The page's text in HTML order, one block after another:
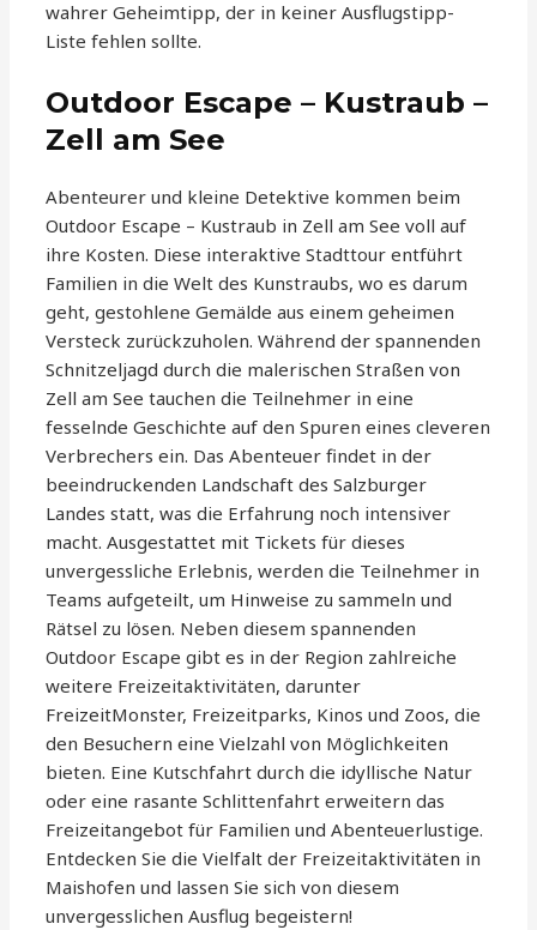
wahrer Geheimtipp, der in keiner Ausflugstipp-
Liste fehlen sollte.
Outdoor Escape – Kustraub –
Zell am See
Abenteurer und kleine Detektive kommen beim
Outdoor Escape – Kustraub in Zell am See voll auf
ihre Kosten. Diese interaktive Stadttour entführt
Familien in die Welt des Kunstraubs, wo es darum
geht, gestohlene Gemälde aus einem geheimen
Versteck zurückzuholen. Während der spannenden
Schnitzeljagd durch die malerischen Straßen von
Zell am See tauchen die Teilnehmer in eine
fesselnde Geschichte auf den Spuren eines cleveren
Verbrechers ein. Das Abenteuer findet in der
beeindruckenden Landschaft des Salzburger
Landes statt, was die Erfahrung noch intensiver
macht. Ausgestattet mit Tickets für dieses
unvergessliche Erlebnis, werden die Teilnehmer in
Teams aufgeteilt, um Hinweise zu sammeln und
Rätsel zu lösen. Neben diesem spannenden
Outdoor Escape gibt es in der Region zahlreiche
weitere Freizeitaktivitäten, darunter
FreizeitMonster, Freizeitparks, Kinos und Zoos, die
den Besuchern eine Vielzahl von Möglichkeiten
bieten. Eine Kutschfahrt durch die idyllische Natur
oder eine rasante Schlittenfahrt erweitern das
Freizeitangebot für Familien und Abenteuerlustige.
Entdecken Sie die Vielfalt der Freizeitaktivitäten in
Maishofen und lassen Sie sich von diesem
unvergesslichen Ausflug begeistern!